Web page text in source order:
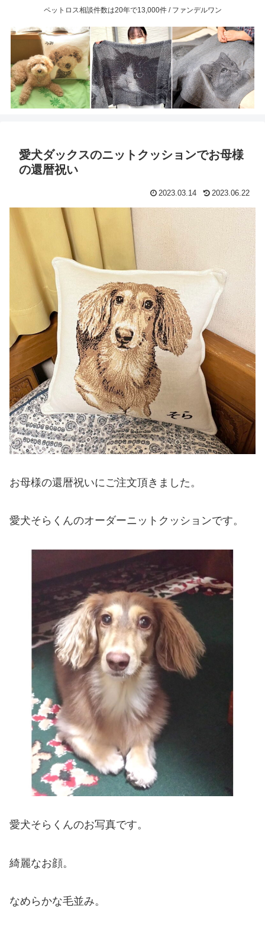
ペットロス相談件数は20年で13,000件 / ファンデルワン
愛犬ダックスのニットクッションでお母様
の還暦祝い
2023.03.14 2023.06.22
お母様の還暦祝いにご注文頂きました。
愛犬そらくんのオーダーニットクッションです。
愛犬そらくんのお写真です。
綺麗なお顔。
なめらかな毛並み。